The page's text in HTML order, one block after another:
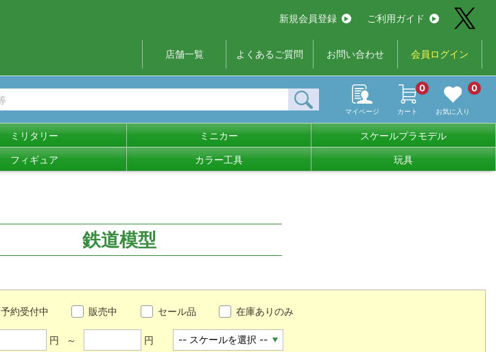
新規会員登録 ご利用ガイド
店舗一覧 よくあるご質問 お問い合わせ 会員ログイン
マイページ カート
0
お気に入り
0
ミリタリー ミニカー スケールプラモデル
フィギュア カラー工具 玩具
鉄道模型
予約受付中 販売中 セール品 在庫ありのみ
円 ～ 円